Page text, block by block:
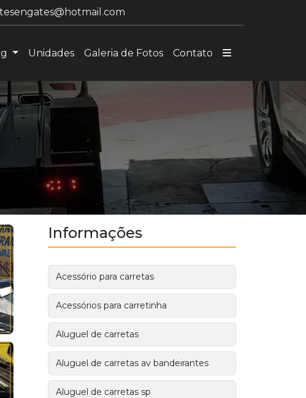
Unidades Galeria de Fotos Contato
Informações
Acessório para carretas
Acessórios para carretinha
Aluguel de carretas
Aluguel de carretas av bandeirantes
Aluguel de carretas sp